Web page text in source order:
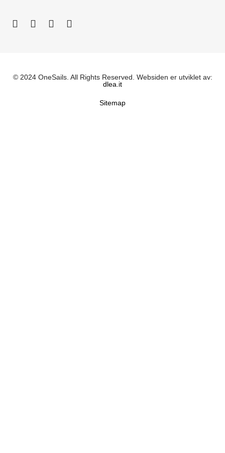
© 2024 OneSails. All Rights Reserved. Websiden er utviklet av:
dlea.it
Sitemap